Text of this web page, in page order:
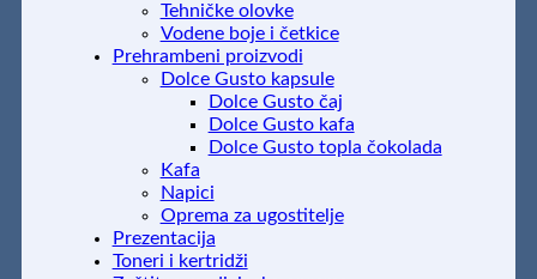
Tehničke olovke
Vodene boje i četkice
Prehrambeni proizvodi
Dolce Gusto kapsule
Dolce Gusto čaj
Dolce Gusto kafa
Dolce Gusto topla čokolada
Kafa
Napici
Oprema za ugostitelje
Prezentacija
Toneri i kertridži